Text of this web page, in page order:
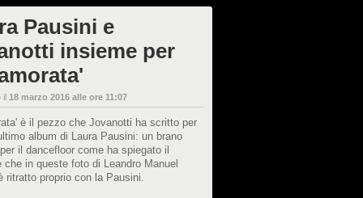
Pausini e
insieme per
il 18 marzo 2016 alle ore 11:07
è il pezzo che Jovanotti ha scritto per
album di Laura Pausini: un brano
il dancefloor come ha spiegato il
che in queste foto di Leandro Manuel
ritratto proprio con la Pausini.